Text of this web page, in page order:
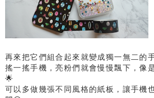
再來把它們組合起來就變成獨一無二的
搖一搖手機，亮粉們就會慢慢飄下，像
🌟
可以多做幾張不同風格的紙板，讓手機